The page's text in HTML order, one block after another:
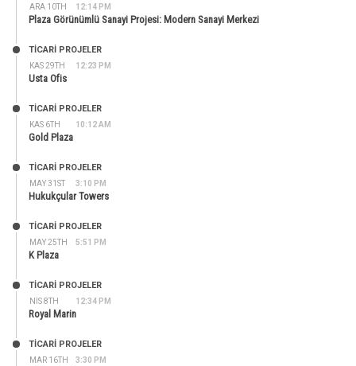
ARA 10TH 12:14 PM
Plaza Görünümlü Sanayi Projesi: Modern Sanayi Merkezi
KAS 29TH 12:23 PM
TİCARİ PROJELER
Usta Ofis
KAS 6TH 10:12 AM
TİCARİ PROJELER
Gold Plaza
MAY 31ST 3:10 PM
TİCARİ PROJELER
Hukukçular Towers
MAY 25TH 5:51 PM
TİCARİ PROJELER
K Plaza
NIS 8TH 12:34 PM
TİCARİ PROJELER
Royal Marin
MAR 16TH 3:30 PM
TİCARİ PROJELER